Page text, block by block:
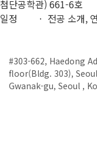
첨단공학관) 661-6
일정 ㆍ 전공 소개,
#303-662, Haedong
floor(Bldg. 303),
Gwanak-gu, Seoul ,